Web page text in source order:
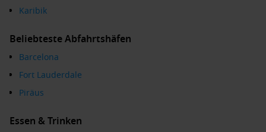
Karibik
Beliebteste Abfahrtshäfen
Barcelona
Fort Lauderdale
Piräus
Essen & Trinken